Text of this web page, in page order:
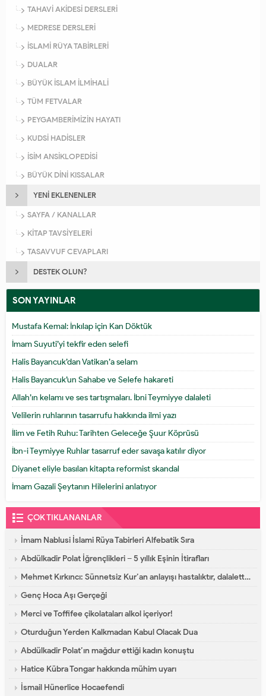
TAHAVİ AKİDESİ DERSLERİ
MEDRESE DERSLERİ
İSLAMİ RÜYA TABİRLERİ
DUALAR
BÜYÜK İSLAM İLMİHALİ
TÜM FETVALAR
PEYGAMBERİMİZİN HAYATI
KUDSİ HADİSLER
İSİM ANSİKLOPEDİSİ
BÜYÜK DİNİ KISSALAR
YENİ EKLENENLER
SAYFA / KANALLAR
KİTAP TAVSİYELERİ
TASAVVUF CEVAPLARI
DESTEK OLUN?
SON YAYINLAR
Mustafa Kemal: İnkılap için Kan Döktük
İmam Suyuti’yi tekfir eden selefi
Halis Bayancuk’dan Vatikan’a selam
Halis Bayancuk’un Sahabe ve Selefe hakareti
Allah’ın kelamı ve ses tartışmaları. İbni Teymiyye dalaleti
Velilerin ruhlarının tasarrufu hakkında ilmi yazı
İlim ve Fetih Ruhu: Tarihten Geleceğe Şuur Köprüsü
İbn-i Teymiyye Ruhlar tasarruf eder savaşa katılır diyor
Diyanet eliyle basılan kitapta reformist skandal
İmam Gazali Şeytanın Hilelerini anlatıyor
ÇOK TIKLANANLAR
İmam Nablusi İslami Rüya Tabirleri Alfebatik Sıra
Abdülkadir Polat İğrençlikleri – 5 yıllık Eşinin İtirafları
Mehmet Kırkıncı: Sünnetsiz Kur’an anlayışı hastalıktır, dalalettir!
Genç Hoca Aşı Gerçeği
Merci ve Toffifee çikolataları alkol içeriyor!
Oturduğun Yerden Kalkmadan Kabul Olacak Dua
Abdülkadir Polat’ın mağdur ettiği kadın konuştu
Hatice Kübra Tongar hakkında mühim uyarı
İsmail Hünerlice Hocaefendi